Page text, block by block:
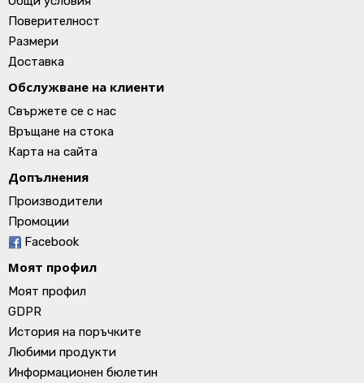
Поверителност
Размери
Доставка
Обслужване на клиенти
Свържете се с нас
Връщане на стока
Карта на сайта
Допълнения
Производители
Промоции
Facebook
Моят профил
Моят профил
GDPR
История на поръчките
Любими продукти
Информационен бюлетин